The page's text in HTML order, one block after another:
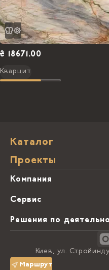
₴ 18671.00
Кварцит
Каталог
Проекты
Компания
О нас
Блог
Политика
Сервис
Виды обработки камня
Решения по
Киев, ул.
Маршрут